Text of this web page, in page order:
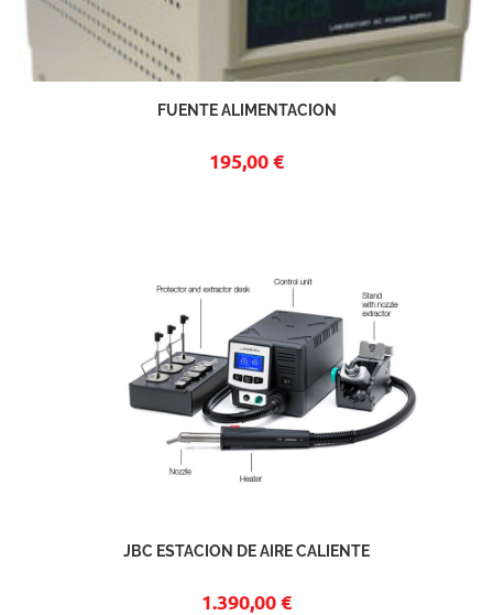
FUENTE ALIMENTACION
195,00 €
JBC ESTACION DE AIRE CALIENTE
1.390,00 €